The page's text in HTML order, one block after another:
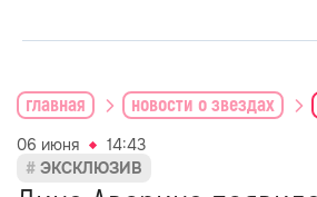
главная новости о звездах
06 июня
14:43
ЭКСКЛЮЗИВ